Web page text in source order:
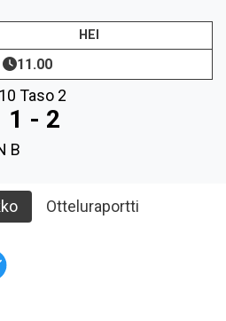
HEI
11.00
Taso 2
1 - 2
B
Otteluraportti